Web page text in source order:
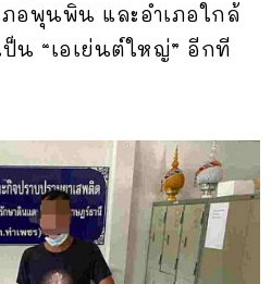
อพุนพิน และอำเภอใกล้
น “เอเย่นต์ใหญ่” อีกที